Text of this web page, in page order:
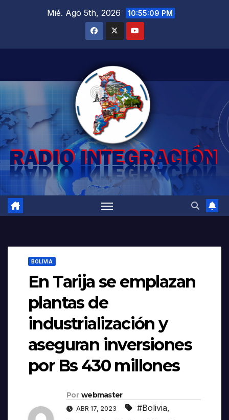
Mié. Ago 5th, 2026 10:55:11 PM
BOLIVIA
En Tarija se emplazan
plantas de
industrialización y
aseguran inversiones
por Bs 430 millones
Por webmaster
ABR 17, 2023 #Bolivia,